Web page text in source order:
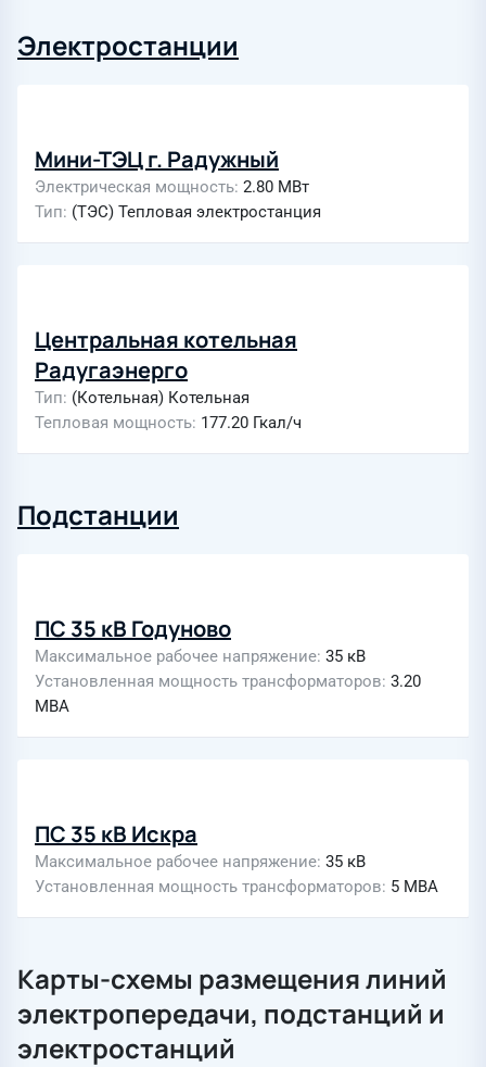
Электростанции
Мини-ТЭЦ г. Радужный
Электрическая мощность 2.80 МВт
Тип (ТЭС) Тепловая электростанция
Центральная котельная
Радугаэнерго
Тип (Котельная) Котельная
Тепловая мощность 177.20 Гкал/ч
Подстанции
ПС 35 кВ Годуново
Максимальное рабочее напряжение 35 кВ
Установленная мощность трансформаторов 3.20
МВА
ПС 35 кВ Искра
Максимальное рабочее напряжение 35 кВ
Установленная мощность трансформаторов 5 МВА
Карты-схемы размещения линий
электропередачи, подстанций и
электростанций